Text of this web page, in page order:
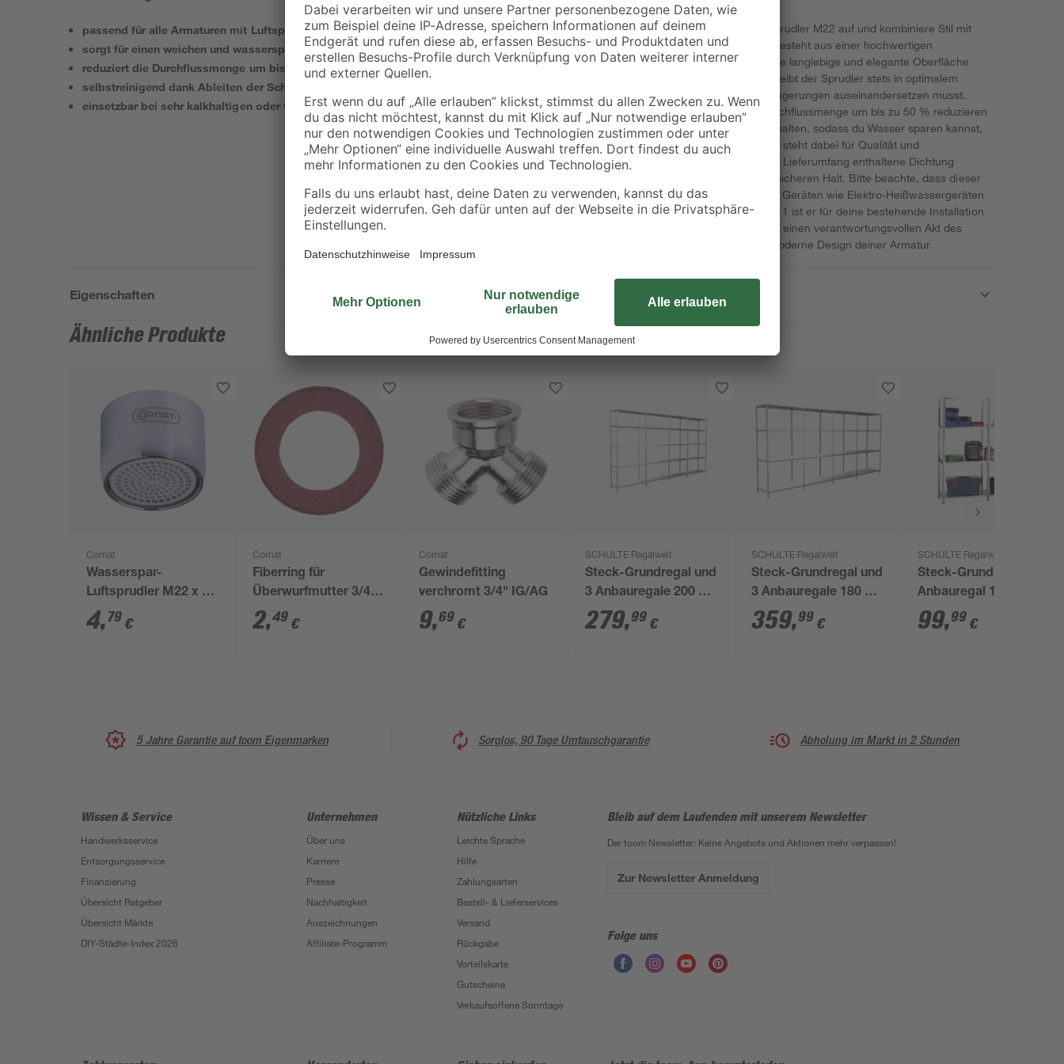
passend für alle Armaturen mit Luftsprudler M22 x 1
sorgt für einen weichen und wassersparenden Strahl
reduziert die Durchflussmenge um bis zu 50 %
selbstreinigend dank Ableiten der Schmutzpartikel
einsetzbar bei sehr kalkhaltigen oder verunreinigtem Wasser
Rüste deine Badezimmerarmatur mit dem Luftsprudler M22 auf und kombiniere Stil mit
Nachhaltigkeit. Dieser verchromte Luftsprudler besteht aus einer hochwertigen
Kombination von Kunststoff und Messing, die eine langlebige und elegante Oberfläche
bietet. Dank seiner selbstreinigenden Funktion bleibt der Sprudler stets in optimalem
Zustand, ohne dass du dich mit lästigen Kalkablagerungen auseinandersetzen musst.
Durch die Mengenregulierung kannst du die Durchflussmenge um bis zu 50 % reduzieren
und zwischen etwa 7,5 und 9 Litern pro Minute halten, sodass du Wasser sparen kannst,
ohne den Komfort zu opfern. 'Made in Germany' steht dabei für Qualität und
Zuverlässigkeit. Der Kunststoffeinsatz und die im Lieferumfang enthaltene Dichtung
erleichtern die Installation und sorgen für einen sicheren Halt. Bitte beachte, dass dieser
Luftsprudler nicht für den Einsatz mit drucklosen Geräten wie Elektro-Heißwassergeräten
geeignet ist. Mit einem Innengewinde von M22 x 1 ist er für deine bestehende Installation
geeignet. Verwandle deinen Wasserverbrauch in einen verantwortungsvollen Akt des
Umweltschutzes und genieße gleichzeitig das moderne Design deiner Armatur.
Eigenschaften
Ähnliche Produkte
Cornat
Wasserspar-
Luftsprudler M22 x 1
IG, 5 l
4,79 €
Cornat
Fiberring für
Überwurfmutter 3/4"
Ø 15 x 24 x 2,5 mm, 5
Stück
2,49 €
Cornat
Gewindefitting
verchromt 3/4" IG/AG
9,69 €
SCHULTE Regalwelt
Steck-Grundregal und
3 Anbauregale 200 x
400 x 35 cm, 20
Böden, weiß,
279,99 €
SCHULTE Regalwelt
Steck-Grundregal und
3 Anbauregale 180 x
400 x 50 cm, 16
Böden, weiß,
359,99 €
SCHULTE Regalwelt
Steck-Grundregal und
Anbauregal 180 x 180
x 35 cm, 8 Böden,
verzinkt, Tragkraft 340
99,99 €
5 Jahre Garantie auf toom Eigenmarken Sorglos, 90 Tage Umtauschgarantie Abholung im Markt in 2 Stunden
Wissen & Service
Handwerksservice
Entsorgungsservice
Finanzierung
Übersicht Ratgeber
Übersicht Märkte
DIY-Städte-Index 2026
Unternehmen
Über uns
Karriere
Presse
Nachhaltigkeit
Auszeichnungen
Affiliate-Programm
Nützliche Links
Leichte Sprache
Hilfe
Zahlungsarten
Bestell- & Lieferservices
Versand
Rückgabe
Vorteilskarte
Gutscheine
Verkaufsoffene Sonntage
Bleib auf dem Laufenden mit unserem Newsletter
Der toom Newsletter: Keine Angebote und Aktionen mehr verpassen!
Zur Newsletter Anmeldung
Folge uns